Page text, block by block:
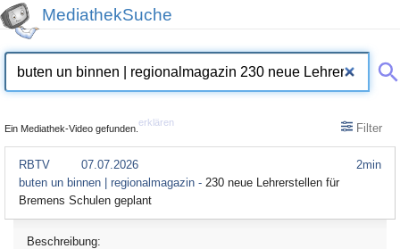
MediathekSuche
Ein Mediathek-Video gefunden.
erklären Filter
2min
RBTV
07.07.2026
buten un binnen | regionalmagazin - 230 neue Lehrerstellen für
Bremens Schulen geplant
Beschreibung: